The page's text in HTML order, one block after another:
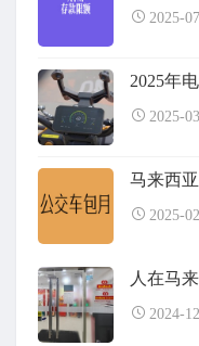
2025-
2025年
2025-
马来西
2025-
人在马
2024-